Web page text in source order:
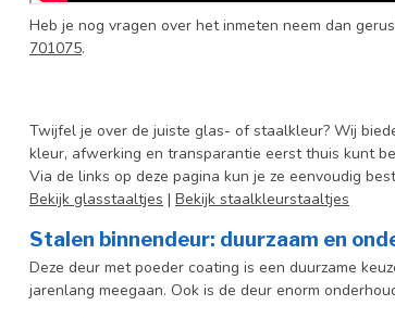
Heb je nog vragen over het inmeten neem dan
701075.
Twijfel je over de juiste glas- of staalkleur? Wij
kleur, afwerking en transparantie eerst thuis kunt
Via de links op deze pagina kun je ze eenvoudig
Bekijk glasstaaltjes | Bekijk staalkleurstaaltjes
Stalen binnendeur: duurzaam en
Deze deur met poeder coating is een duurzame
jarenlang meegaan. Ook is de deur enorm